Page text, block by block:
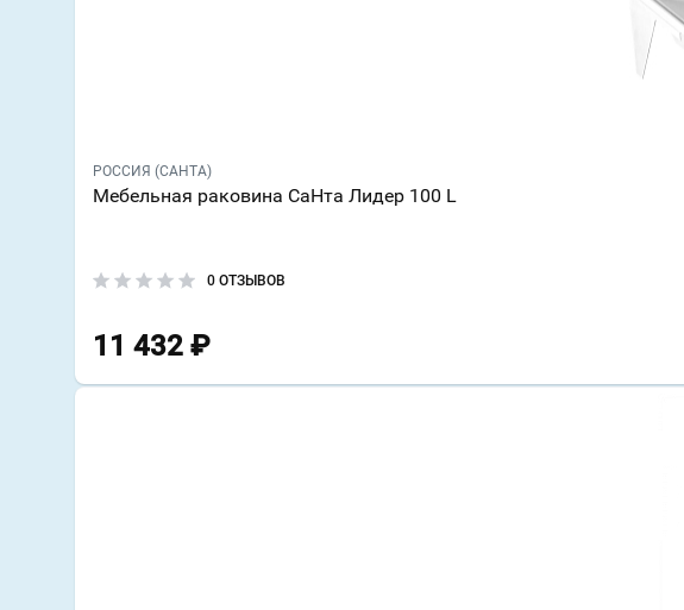
РОССИЯ (САНТА)
Мебельная раковина СаНта Лидер 100 L
0 ОТЗЫВОВ
11 432 ₽